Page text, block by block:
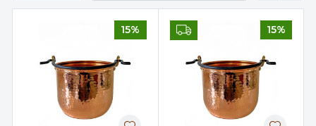
15% 15%